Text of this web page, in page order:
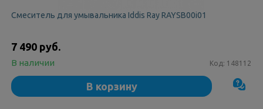
Смеситель для умывальника Iddis Ray RAYSB00i01
7 490 руб.
В наличии Код: 148112
В корзину